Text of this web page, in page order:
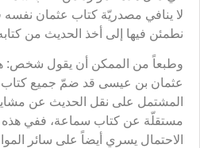
لا ينافي مصدريّة كتاب عثمان نفسه
نطمئن فيها إلى أخذ الحديث من
وطبعاً من الممكن أن يقول شخص:
عثمان بن عيسى قد ضمّ جميع كتاب
المشتمل على نقل الحديث عن
مستقلّة عن كتاب سماعة، ففي هذه
الاحتمال يسري أيضاً على سائر